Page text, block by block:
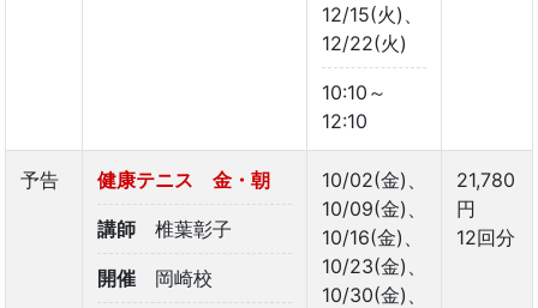
12/15(火)、
12/22(火)
10:10～
12:10
予告 健康テニス 金・朝
講師 椎葉彰子
開催 岡崎校
10/02(金)、
10/09(金)、
10/16(金)、
10/23(金)、
10/30(金)、
21,780
円
12回分